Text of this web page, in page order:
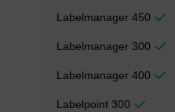
Labelmanager 450
Labelmanager 300
Labelmanager 400
Labelpoint 300